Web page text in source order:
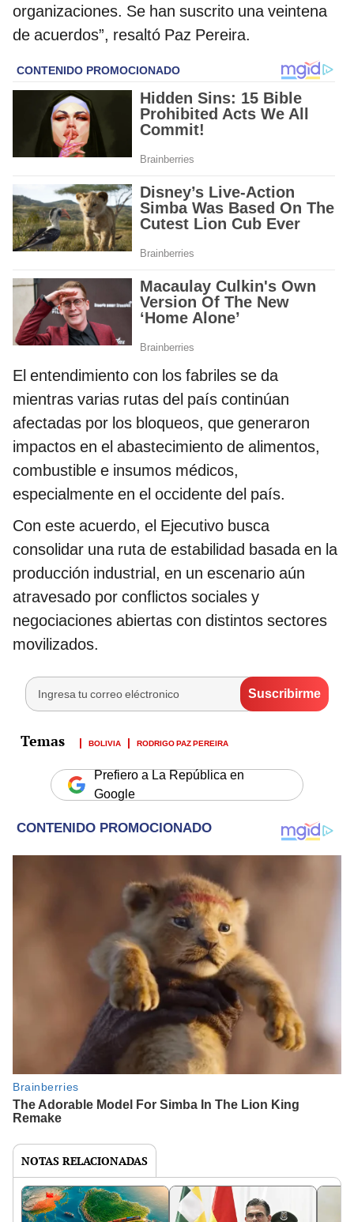
organizaciones. Se han suscrito una veintena
de acuerdos”, resaltó Paz Pereira.
El entendimiento con los fabriles se da
mientras varias rutas del país continúan
afectadas por los bloqueos, que generaron
impactos en el abastecimiento de alimentos,
combustible e insumos médicos,
especialmente en el occidente del país.
Con este acuerdo, el Ejecutivo busca
consolidar una ruta de estabilidad basada en la
producción industrial, en un escenario aún
atravesado por conflictos sociales y
negociaciones abiertas con distintos sectores
movilizados.
BOLIVIA RODRIGO PAZ PEREIRA
Prefiero a La República en
Google
NOTAS RELACIONADAS